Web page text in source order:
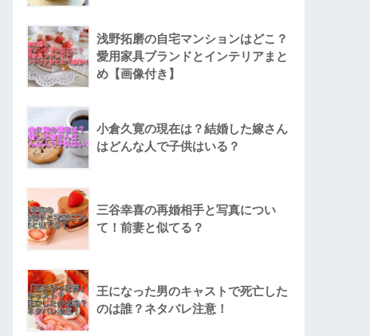
浅野拓磨の自宅マンションはどこ？
愛用家具ブランドとインテリアまと
め【画像付き】
小倉久寛の現在は？結婚した嫁さん
はどんな人で子供はいる？
三谷幸喜の再婚相手と写真につい
て！前妻と似てる？
王になった男のキャストで死亡した
のは誰？ネタバレ注意！